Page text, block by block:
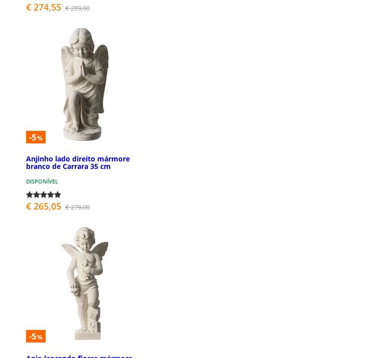
€ 274,55 € 289,00
-5%
Anjinho lado direito mármore
branco de Carrara 35 cm
DISPONÍVEL
€ 265,05 € 279,00
-5%